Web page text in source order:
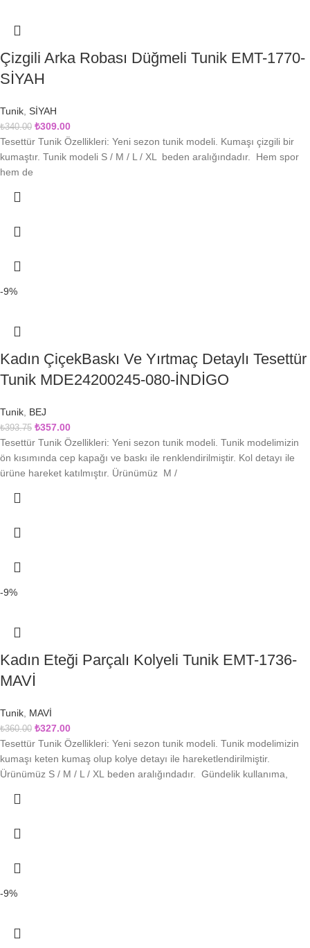
Daha sonraki yorumlarımda kullanılması için adım, e-posta adresim ve
Çizgili Arka Robası Düğmeli Tunik EMT-1770-
SİYAH
Tunik, SİYAH
₺340.00 ₺309.00
Tesettür Tunik Özellikleri: Yeni sezon tunik modeli. Kumaşı çizgili bir
kumaştır. Tunik modeli S / M / L / XL beden aralığındadır. Hem spor
hem de
-9%
Kadın ÇiçekBaskı Ve Yırtmaç Detaylı Tesettür
Tunik MDE24200245-080-İNDİGO
Tunik, BEJ
₺393.75 ₺357.00
Tesettür Tunik Özellikleri: Yeni sezon tunik modeli. Tunik modelimizin
ön kısımında cep kapağı ve baskı ile renklendirilmiştir. Kol detayı ile
ürüne hareket katılmıştır. Ürünümüz M /
-9%
Kadın Eteği Parçalı Kolyeli Tunik EMT-1736-
MAVİ
Tunik, MAVİ
₺360.00 ₺327.00
Tesettür Tunik Özellikleri: Yeni sezon tunik modeli. Tunik modelimizin
kumaşı keten kumaş olup kolye detayı ile hareketlendirilmiştir.
Ürünümüz S / M / L / XL beden aralığındadır. Gündelik kullanıma,
-9%